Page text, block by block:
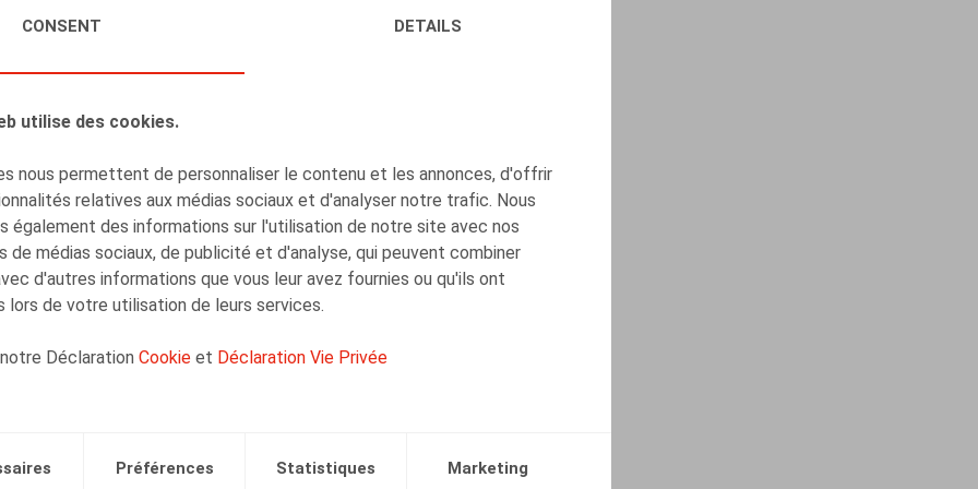
CONSENT DETAILS
utilise des cookies.
nous permettent de personnaliser le contenu et les annonces, d'offrir
relatives aux médias sociaux et d'analyser notre trafic. Nous
également des informations sur l'utilisation de notre site avec nos
de médias sociaux, de publicité et d'analyse, qui peuvent combiner
d'autres informations que vous leur avez fournies ou qu'ils ont
de votre utilisation de leurs services.
Déclaration Cookie et Déclaration Vie Privée
Préférences Statistiques Marketing
Inger Verhelst
Associé